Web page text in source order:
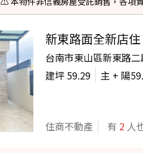
新東路面全新店住
台南市東山區新東路
建坪 59.29 主 + 陽
住商不動產 有 2 人